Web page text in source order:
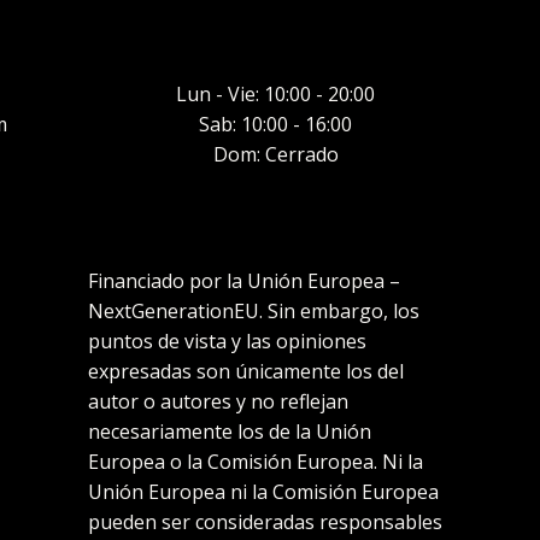
Lun - Vie: 10:00 - 20:00
Sab: 10:00 - 16:00
Dom: Cerrado
Financiado por la Unión Europea –
NextGenerationEU. Sin embargo, los
puntos de vista y las opiniones
expresadas son únicamente los del
autor o autores y no reflejan
necesariamente los de la Unión
Europea o la Comisión Europea. Ni la
Unión Europea ni la Comisión Europea
pueden ser consideradas responsables